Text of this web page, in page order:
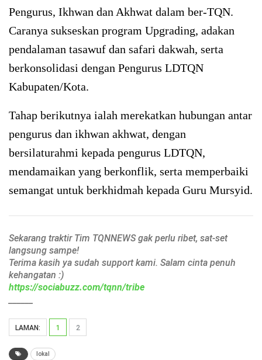
Pengurus, Ikhwan dan Akhwat dalam ber-TQN.
Caranya sukseskan program Upgrading, adakan
pendalaman tasawuf dan safari dakwah, serta
berkonsolidasi dengan Pengurus LDTQN
Kabupaten/Kota.
Tahap berikutnya ialah merekatkan hubungan antar
pengurus dan ikhwan akhwat, dengan
bersilaturahmi kepada pengurus LDTQN,
mendamaikan yang berkonflik, serta memperbaiki
semangat untuk berkhidmah kepada Guru Mursyid.
Sekarang traktir Tim TQNNEWS gak perlu ribet, sat-set
langsung sampe!
Terima kasih ya sudah support kami. Salam cinta penuh
kehangatan :)
https://sociabuzz.com/tqnn/tribe
LAMAN: 1 2
lokal